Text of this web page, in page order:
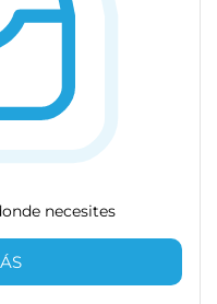
necesites